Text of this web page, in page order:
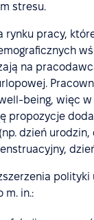
stresu.
rynku pracy,
na
being, więc
propozycje
dzień
m. in.: